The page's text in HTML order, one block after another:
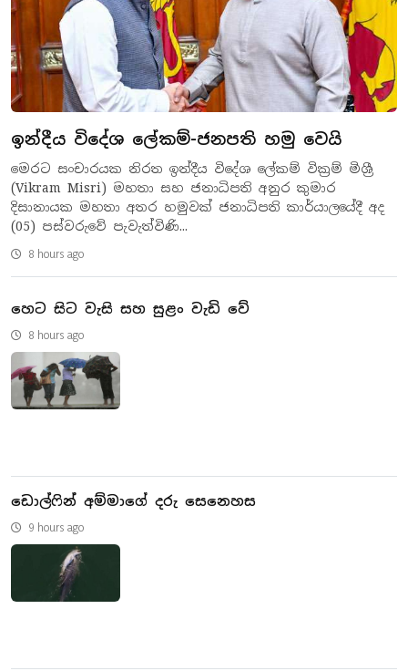
ඉන්දීය විදේශ ලේකම්-ජනපති හමු වෙයි
මෙරට සංචාරයක නිරත ඉන්දීය විදේශ ලේකම් වික්‍රම් මිශ්‍රී
(Vikram Misri) මහතා සහ ජනාධිපති අනුර කුමාර
දිසානායක මහතා අතර හමුවක් ජනාධිපති කාර්යාලයේදී අද
(05) පස්වරුවේ පැවැත්විණි...
8 hours ago
හෙට සිට වැසි සහ සුළං වැඩි වේ
8 hours ago
ඩොල්ෆින් අම්මාගේ දරු සෙනෙහස
9 hours ago